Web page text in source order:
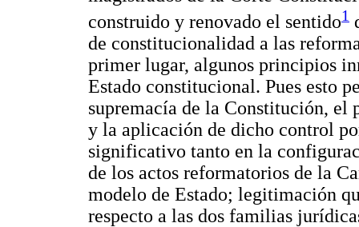
construido y renovado el sentido1
de constitucionalidad a las
primer lugar, algunos principios
Estado constitucional. Pues esto
supremacía de la Constitución,
y la aplicación de dicho control
significativo tanto en la
de los actos reformatorios de la
modelo de Estado; legitimación
respecto a las dos familias